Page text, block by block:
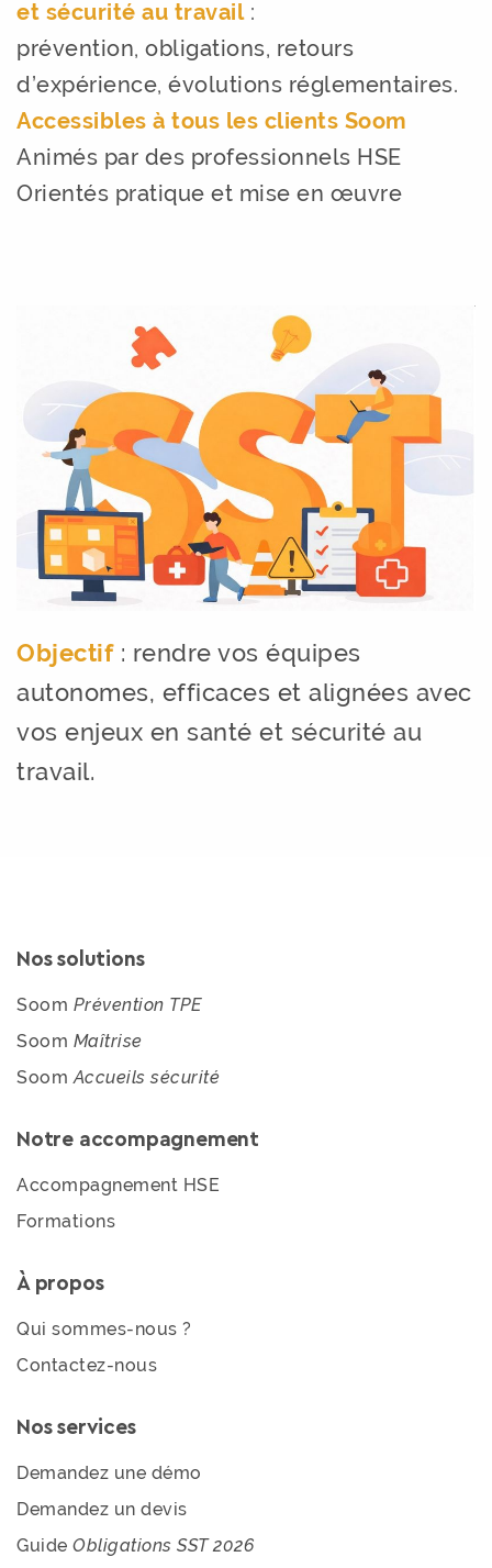
et sécurité au travail:
prévention, obligations, retours
d’expérience, évolutions réglementaires.
Accessibles à tous les clients Soom
Animés par des professionnels HSE
Orientés pratique et mise en œuvre
Objectif: rendre vos équipes
autonomes, efficaces et alignées avec
vos enjeux en santé et sécurité au
travail.
Nos solutions
Soom Prévention TPE
Soom Maîtrise
SoomAccueils sécurité
Notre accompagnement
Accompagnement HSE
Formations
À propos
Qui sommes-nous ?
Contactez-nous
Nos services
Demandez une démo
Demandez un devis
Guide Obligations SST 2026